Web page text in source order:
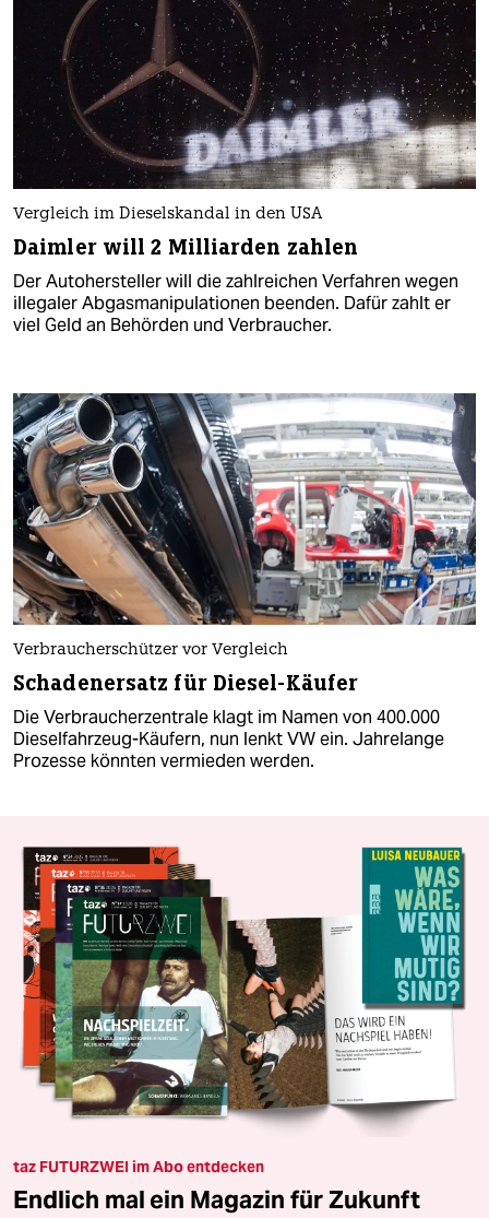
Vergleich im Dieselskandal in den USA
Daimler will 2 Milliarden zahlen
Der Autohersteller will die zahlreichen Verfahren wegen
illegaler Abgasmanipulationen beenden. Dafür zahlt er
viel Geld an Behörden und Verbraucher.
Verbraucherschützer vor Vergleich
Schadenersatz für Diesel-Käufer
Die Verbraucherzentrale klagt im Namen von 400.000
Dieselfahrzeug-Käufern, nun lenkt VW ein. Jahrelange
Prozesse könnten vermieden werden.
taz FUTURZWEI im Abo entdecken
Endlich mal ein Magazin für Zukunft